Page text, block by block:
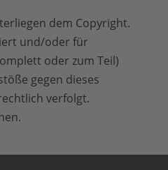
dem Copyright.
und/oder für
oder zum Teil)
gegen dieses
verfolgt.